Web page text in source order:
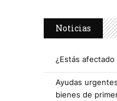
Noticias
¿Estás
Ayudas
bienes de